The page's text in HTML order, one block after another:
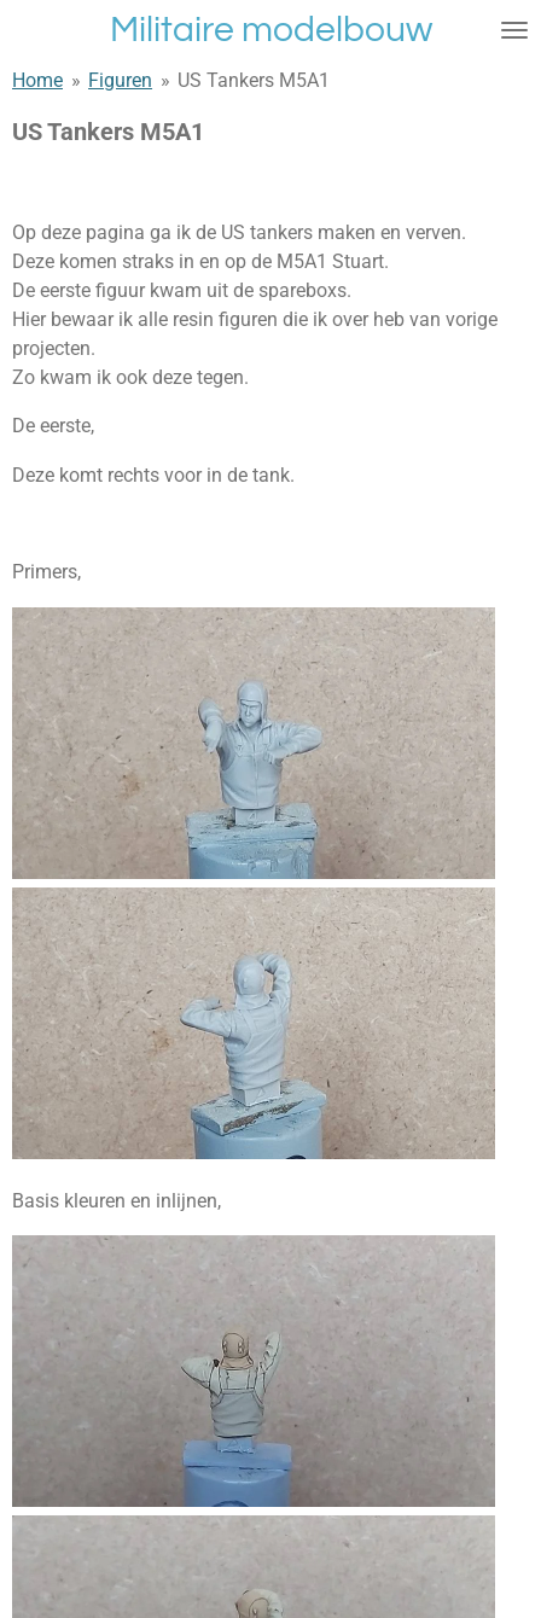
naar
hoofdinhoud
Militaire modelbouw
Home » Figuren » US Tankers M5A1
US Tankers M5A1
Op deze pagina ga ik de US tankers maken en verven.
Deze komen straks in en op de M5A1 Stuart.
De eerste figuur kwam uit de spareboxs.
Hier bewaar ik alle resin figuren die ik over heb van vorige
projecten.
Zo kwam ik ook deze tegen.
De eerste,
Deze komt rechts voor in de tank.
Primers,
Basis kleuren en inlijnen,